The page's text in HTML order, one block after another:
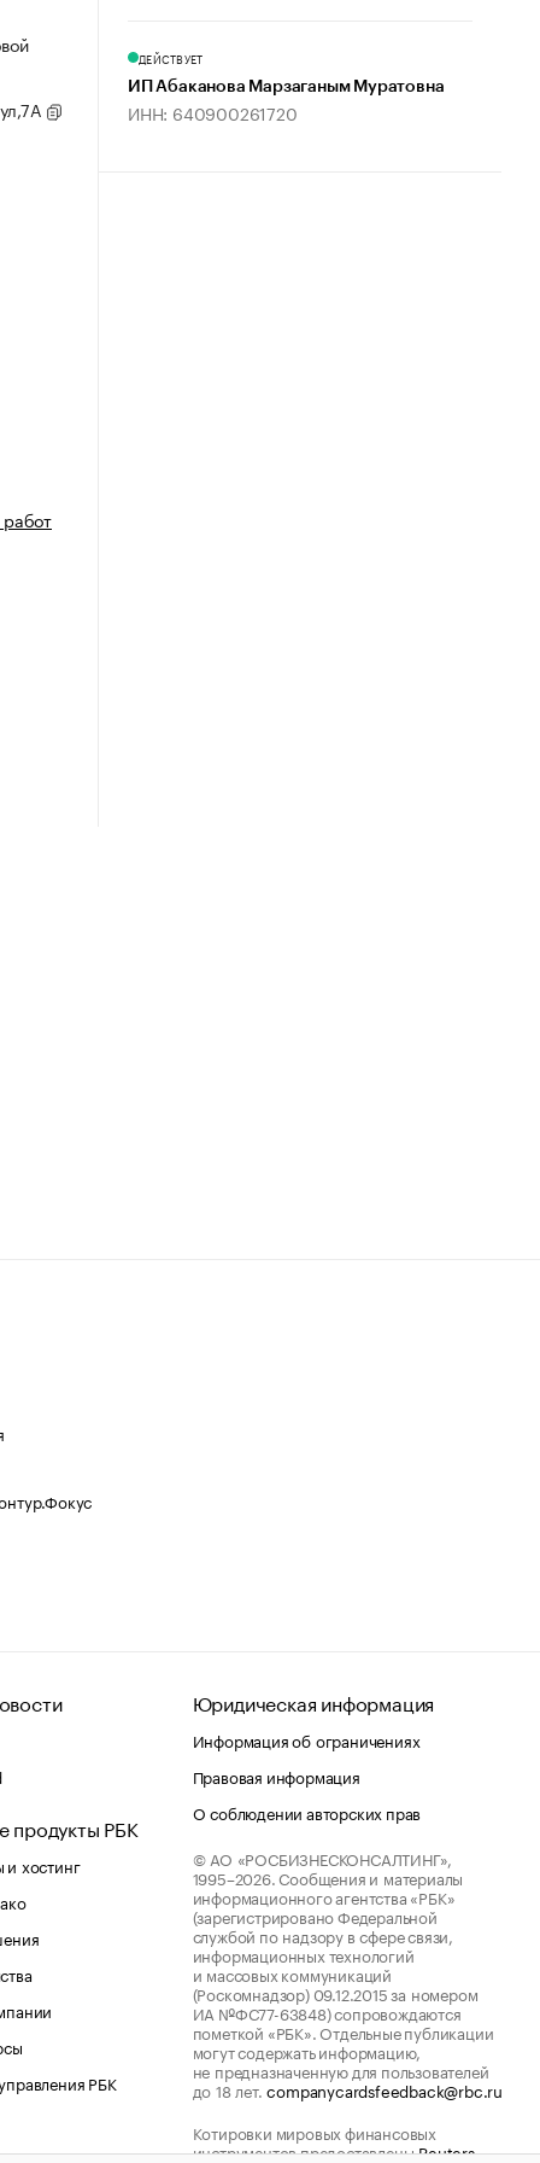
ДЕЙСТВУЕТ
ИП Абаканова Марзаганым Муратовна
ИНН: 640900261720
продукты РБК
хостинг
РБК
Юридическая информация
Информация об ограничениях
Правовая информация
О соблюдении авторских прав
© АО «РОСБИЗНЕСКОНСАЛТИНГ»,
1995–2026. Сообщения и материалы
информационного агентства «РБК»
(зарегистрировано Федеральной
службой по надзору в сфере связи,
информационных технологий
и массовых коммуникаций
(Роскомнадзор) 09.12.2015 за номером
ИА №ФС77-63848) сопровождаются
пометкой «РБК». Отдельные публикации
могут содержать информацию,
не предназначенную для пользователей
до 18 лет.companycardsfeedback@rbc.ru
Котировки мировых финансовых
инструментов предоставленыReuters